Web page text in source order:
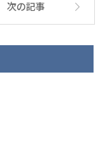
次の記事